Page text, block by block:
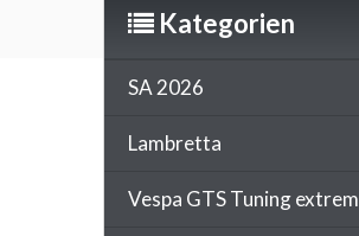
Kategorien
SA 2026
Lambretta
Vespa GTS Tuning extrem